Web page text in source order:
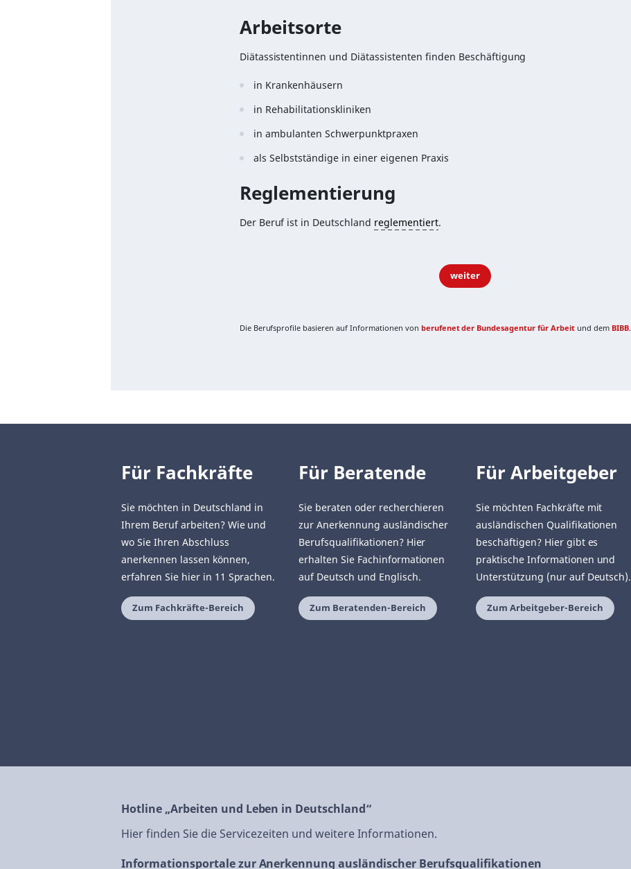
Arbeitsorte
Diätassistentinnen und Diätassistenten finden Beschäftigung
in Krankenhäusern
in Rehabilitationskliniken
in ambulanten Schwerpunktpraxen
als Selbstständige in einer eigenen Praxis
Reglementierung
Der Beruf ist in Deutschland reglementiert.
weiter
Die Berufsprofile basieren auf Informationen von berufenet der Bundesagentur für Arbeitund dem BIBB.
Für Fachkräfte
Sie möchten in Deutschland in
Ihrem Beruf arbeiten? Wie und
wo Sie Ihren Abschluss
anerkennen lassen können,
erfahren Sie hier in 11 Sprachen.
Zum Fachkräfte-Bereich
Für Beratende
Sie beraten oder recherchieren
zur Anerkennung ausländischer
Berufsqualifikationen? Hier
erhalten Sie Fachinformationen
auf Deutsch und Englisch.
Zum Beratenden-Bereich
Für Arbeitgeber
Sie möchten Fachkräfte mit
ausländischen Qualifikationen
beschäftigen? Hier gibt es
praktische Informationen und
Unterstützung (nur auf Deutsch).
Zum Arbeitgeber-Bereich
Hotline „Arbeiten und Leben in Deutschland“
Hier finden Sie die Servicezeiten und weitere Informationen.
Informationsportale zur Anerkennung ausländischer Berufsqualifikationen